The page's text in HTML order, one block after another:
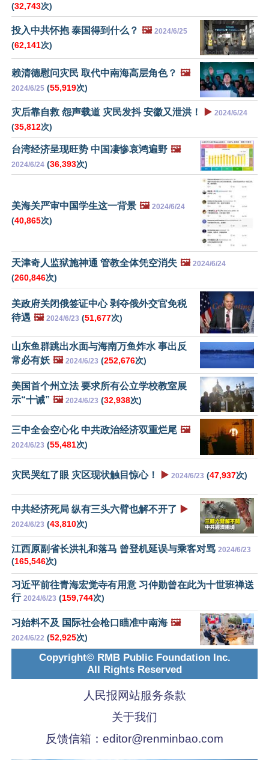
(32,743次)
投入中共怀抱 泰国得到什么？ 🖼️ 2024/6/25
(62,141次)
赖清德慰问灾民 取代中南海高层角色？ 🖼️
2024/6/25 (55,919次)
灾后靠自救 怨声载道 灾民发抖 安徽又泄洪！ ▶️ 2024/6/24
(35,812次)
台湾经济呈现旺势 中国凄惨哀鸿遍野 🖼️
2024/6/24 (36,393次)
美海关严审中国学生这一背景 🖼️ 2024/6/24
(40,865次)
天津奇人监狱施神通 管教全体凭空消失 🖼️ 2024/6/24
(260,846次)
美政府关闭俄签证中心 剥夺俄外交官免税
待遇 🖼️ 2024/6/23 (51,677次)
山东鱼群跳出水面与海南万鱼炸水 事出反
常必有妖 🖼️ 2024/6/23 (252,676次)
美国首个州立法 要求所有公立学校教室展
示“十诫” 🖼️ 2024/6/23 (32,938次)
三中全会空心化 中共政治经济双重烂尾 🖼️
2024/6/23 (55,481次)
灾民哭红了眼 灾区现状触目惊心！ ▶️ 2024/6/23 (47,937次)
中共经济死局 纵有三头六臂也解不开了 ▶️
2024/6/23 (43,810次)
江西原副省长洪礼和落马 曾登机延误与乘客对骂 2024/6/23
(165,546次)
习近平前往青海宏觉寺有用意 习仲勋曾在此为十世班禅送
行 2024/6/23 (159,744次)
习始料不及 国际社会枪口瞄准中南海 🖼️
2024/6/22 (52,925次)
Copyright© RMB Public Foundation Inc.
All Rights Reserved
人民报网站服务条款
关于我们
反馈信箱： editor@renminbao.com